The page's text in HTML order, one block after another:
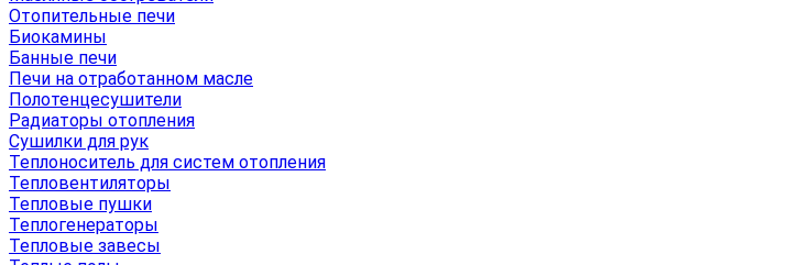
Отопительные печи
Биокамины
Банные печи
Печи на отработанном масле
Полотенцесушители
Радиаторы отопления
Сушилки для рук
Теплоноситель для систем отопления
Тепловентиляторы
Тепловые пушки
Теплогенераторы
Тепловые завесы